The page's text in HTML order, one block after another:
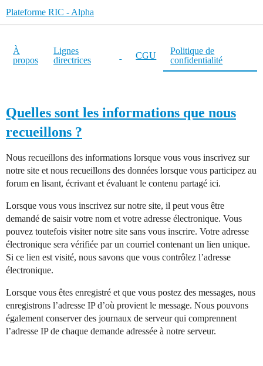
Plateforme RIC - Alpha
À
propos
Lignes
directrices
CGU
Politique de
confidentialité
Quelles sont les informations que nous
recueillons ?
Nous recueillons des informations lorsque vous vous inscrivez sur
notre site et nous recueillons des données lorsque vous participez au
forum en lisant, écrivant et évaluant le contenu partagé ici.
Lorsque vous vous inscrivez sur notre site, il peut vous être
demandé de saisir votre nom et votre adresse électronique. Vous
pouvez toutefois visiter notre site sans vous inscrire. Votre adresse
électronique sera vérifiée par un courriel contenant un lien unique.
Si ce lien est visité, nous savons que vous contrôlez l’adresse
électronique.
Lorsque vous êtes enregistré et que vous postez des messages, nous
enregistrons l’adresse IP d’où provient le message. Nous pouvons
également conserver des journaux de serveur qui comprennent
l’adresse IP de chaque demande adressée à notre serveur.